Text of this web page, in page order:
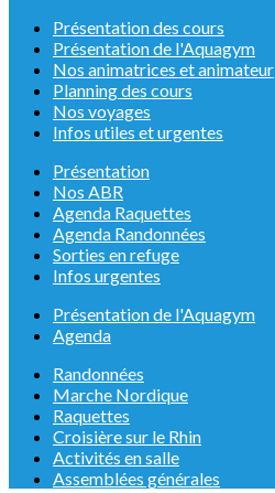
Présentation des cours
Présentation de l'Aquagym
Nos animatrices et animateur
Planning des cours
Nos voyages
Infos utiles et urgentes
Présentation
Nos ABR
Agenda Raquettes
Agenda Randonnées
Sorties en refuge
Infos urgentes
Présentation de l'Aquagym
Agenda
Randonnées
Marche Nordique
Raquettes
Croisière sur le Rhin
Activités en salle
Assemblées générales